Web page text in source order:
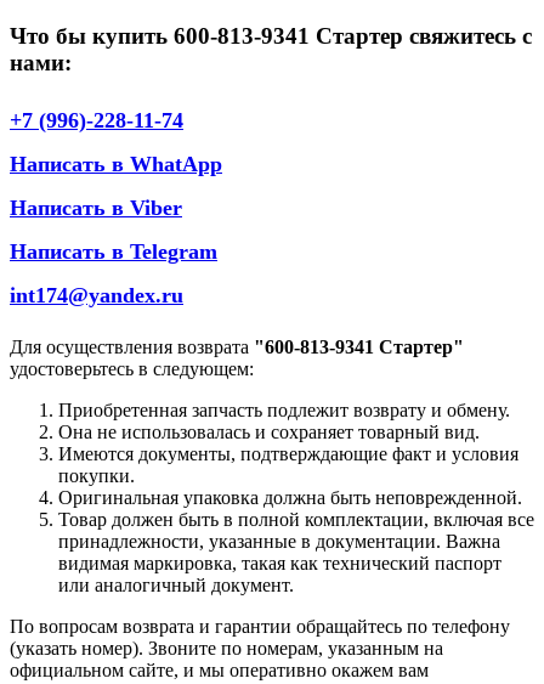
Что бы купить 600-813-9341 Стартер свяжитесь с
нами:
+7 (996)-228-11-74
Написать в WhatApp
Написать в Viber
Написать в Telegram
int174@yandex.ru
Для осуществления возврата "600-813-9341 Стартер"
удостоверьтесь в следующем:
Приобретенная запчасть подлежит возврату и обмену.
Она не использовалась и сохраняет товарный вид.
Имеются документы, подтверждающие факт и условия
покупки.
Оригинальная упаковка должна быть неповрежденной.
Товар должен быть в полной комплектации, включая все
принадлежности, указанные в документации. Важна
видимая маркировка, такая как технический паспорт
или аналогичный документ.
По вопросам возврата и гарантии обращайтесь по телефону
(указать номер). Звоните по номерам, указанным на
официальном сайте, и мы оперативно окажем вам